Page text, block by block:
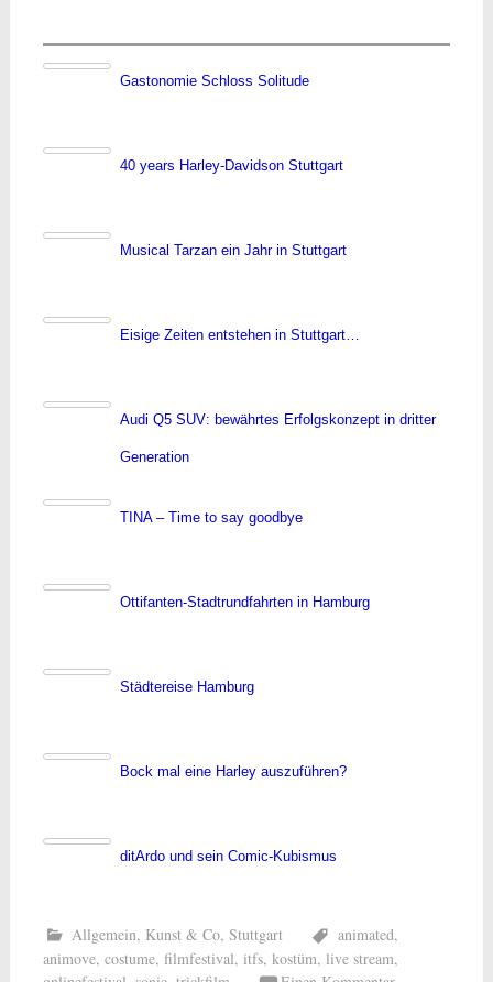
Gastonomie Schloss Solitude
40 years Harley-Davidson Stuttgart
Musical Tarzan ein Jahr in Stuttgart
Eisige Zeiten entstehen in Stuttgart…
Audi Q5 SUV: bewährtes Erfolgskonzept in dritter
Generation
TINA – Time to say goodbye
Ottifanten-Stadtrundfahrten in Hamburg
Städtereise Hamburg
Bock mal eine Harley auszuführen?
ditArdo und sein Comic-Kubismus
Allgemein, Kunst & Co, Stuttgart animated,
animove, costume, filmfestival, itfs, kostüm, live stream,